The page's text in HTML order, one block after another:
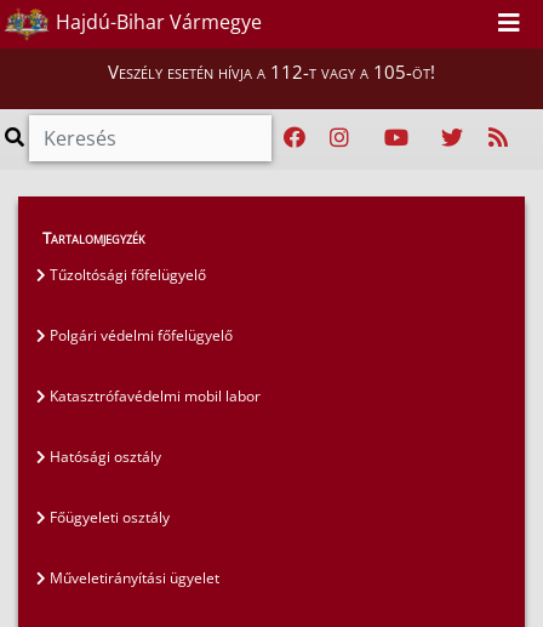
Hajdú-Bihar Vármegye
Veszély esetén hívja a 112-t vagy a 105-öt!
Magunkról
Tűzoltósági főfelügyelő
Tartalomjegyzék
Tűzoltósági főfelügyelő
Polgári védelmi főfelügyelő
Katasztrófavédelmi mobil labor
Hatósági osztály
Főügyeleti osztály
Műveletirányítási ügyelet